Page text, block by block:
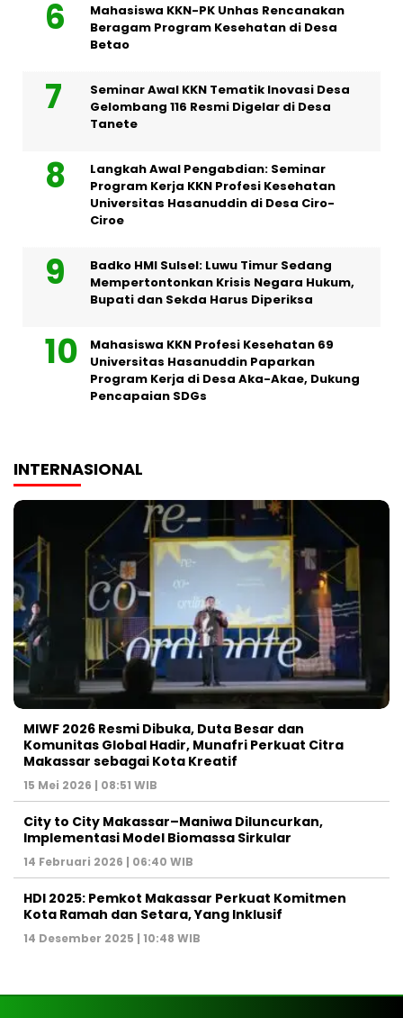
Mahasiswa KKN-PK Unhas Rencanakan
Beragam Program Kesehatan di Desa
Betao
Seminar Awal KKN Tematik Inovasi Desa
Gelombang 116 Resmi Digelar di Desa
Tanete
Langkah Awal Pengabdian: Seminar
Program Kerja KKN Profesi Kesehatan
Universitas Hasanuddin di Desa Ciro-
Ciroe
Badko HMI Sulsel: Luwu Timur Sedang
Mempertontonkan Krisis Negara Hukum,
Bupati dan Sekda Harus Diperiksa
Mahasiswa KKN Profesi Kesehatan 69
Universitas Hasanuddin Paparkan
Program Kerja di Desa Aka-Akae, Dukung
Pencapaian SDGs
INTERNASIONAL
MIWF 2026 Resmi Dibuka, Duta Besar dan
Komunitas Global Hadir, Munafri Perkuat Citra
Makassar sebagai Kota Kreatif
15 Mei 2026 | 08:51 WIB
City to City Makassar–Maniwa Diluncurkan,
Implementasi Model Biomassa Sirkular
14 Februari 2026 | 06:40 WIB
HDI 2025: Pemkot Makassar Perkuat Komitmen
Kota Ramah dan Setara, Yang Inklusif
14 Desember 2025 | 10:48 WIB